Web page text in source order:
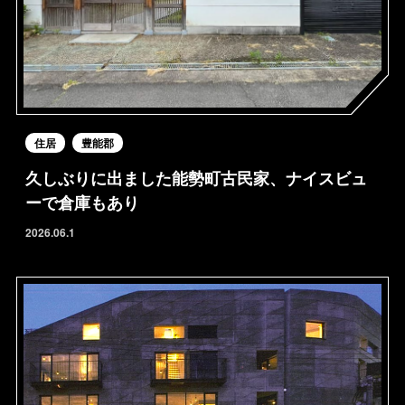
住居 豊能郡
久しぶりに出ました能勢町古民家、ナイスビュ
ーで倉庫もあり
2026.06.1